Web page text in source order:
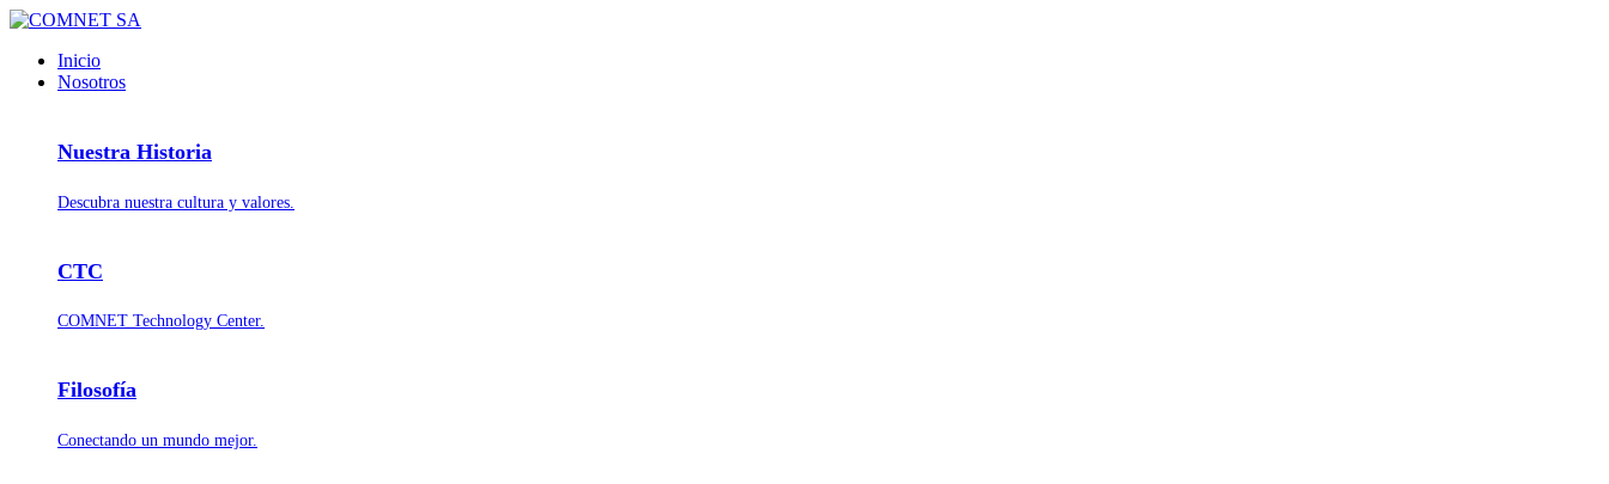
Inicio
Nosotros
Nuestra Historia
Descubra nuestra cultura y valores.
CTC
COMNET Technology Center.
Filosofía
Conectando un mundo mejor.